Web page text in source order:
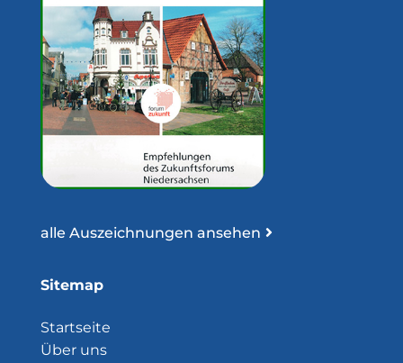
alle Auszeichnungen ansehen
Sitemap
Startseite
Über uns